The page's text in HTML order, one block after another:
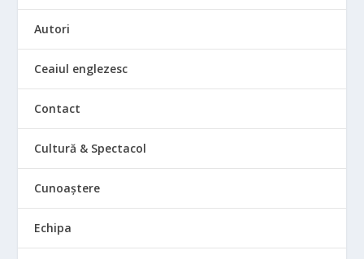
Autori
Ceaiul englezesc
Contact
Cultură & Spectacol
Cunoaștere
Echipa